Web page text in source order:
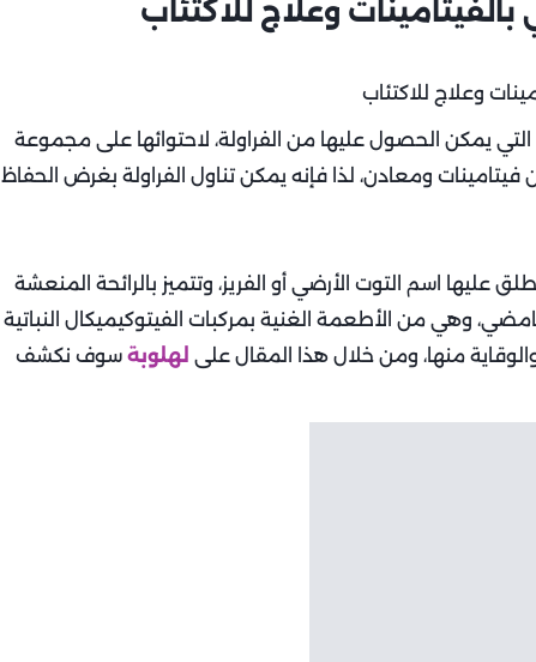
وعلاج للاكتئاب
التي يمكن الحصول عليها من الفراولة، لاحتوائها على مجموعة
ومعادن، لذا فإنه يمكن تناول الفراولة بغرض الحفاظ
عليها اسم التوت الأرضي أو الفريز، وتتميز بالرائحة المنعشة
وهي من الأطعمة الغنية بمركبات الفيتوكيميكال النباتية
منها، ومن خلال هذا المقال على لهلوبة سوف نكشف